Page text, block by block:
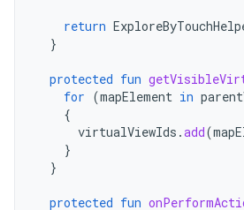
return
}
protected fun
for (mapElement in
{
virtualViewIds .add(
}
}
protected fun